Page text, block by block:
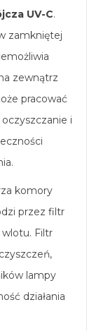
UV-C.
zamkniętej
zewnątrz
pracować
i
komory
przez filtr
Filtr
lampy
działania